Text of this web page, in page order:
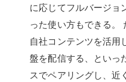
に応じてフルバージョ
った使い方もできる。
自社コンテンツを活用
盤を配信する、といっ
スでペアリングし、近